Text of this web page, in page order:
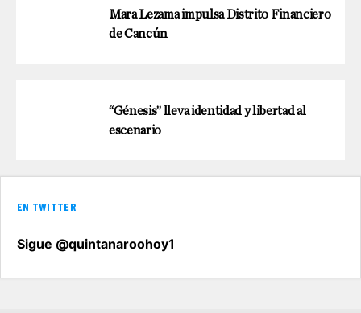
Mara Lezama impulsa Distrito Financiero
de Cancún
“Génesis” lleva identidad y libertad al
escenario
EN TWITTER
Sigue @quintanaroohoy1